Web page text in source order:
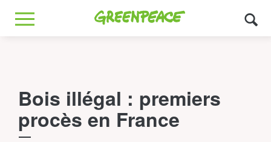
Greenpeace
MENU
Bois illégal : premiers
procès en France